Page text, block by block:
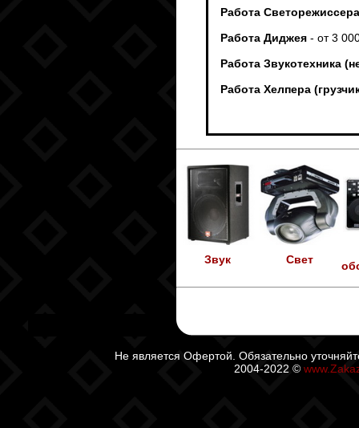
Работа Светорежиссера
Работа Диджея - от 3
Работа Звукотехника
Работа Хелпера
Звук Свет
Не является Офертой. Обязательно
2004-2022 ©